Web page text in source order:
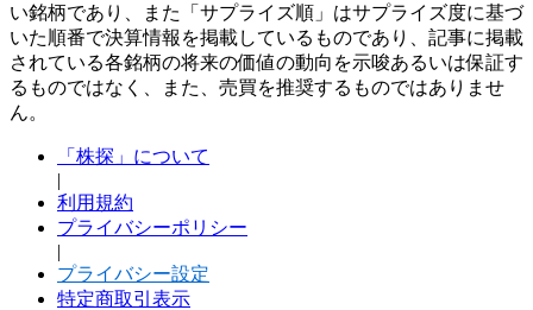
い銘柄であり、また「サプライズ順」はサプライズ度に基づ
いた順番で決算情報を掲載しているものであり、記事に掲載
されている各銘柄の将来の価値の動向を示唆あるいは保証す
るものではなく、また、売買を推奨するものではありませ
ん。
「株探」について
|
利用規約
プライバシーポリシー
|
プライバシー設定
特定商取引表示